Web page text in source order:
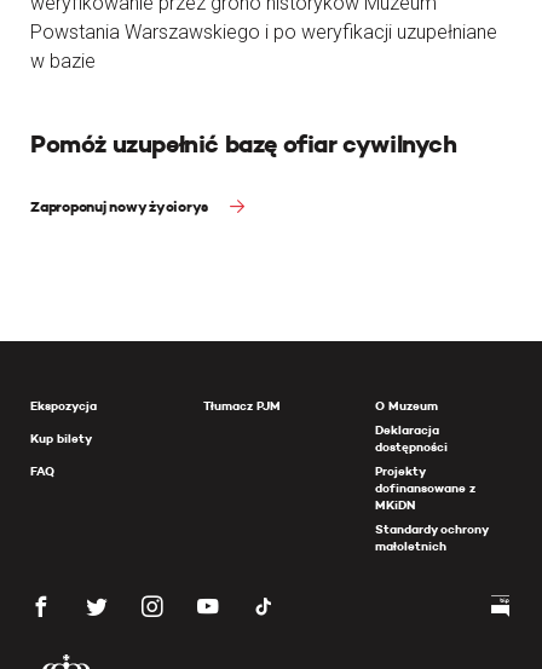
Powstania Warszawskiego i po weryfikacji uzupełniane
w bazie
Pomóż uzupełnić bazę ofiar cywilnych
Zaproponuj nowy życiorys
Ekspozycja
Kup bilety
FAQ
Tłumacz PJM
O Muzeum
Deklaracja
dostępności
Projekty
dofinansowane z
MKiDN
Standardy ochrony
małoletnich